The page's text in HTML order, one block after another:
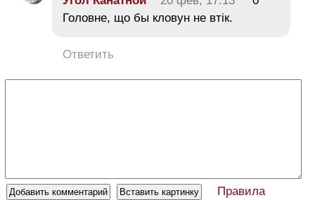
Головне, що бы кловун не втік.
Ответить
Правила